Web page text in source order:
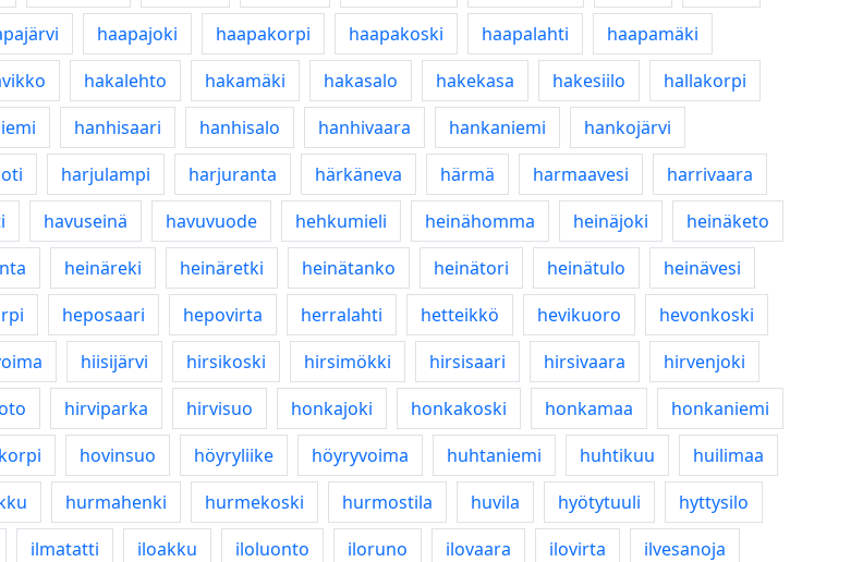
haapajoki haapakorpi haapakoski haapalahti
haapamäki
hakalehto hakamäki hakasalo hakekasa hakesiilo
hallakorpi
hanhisaari hanhisalo hanhivaara hankaniemi
hankojärvi
harjulampi harjuranta härkäneva härmä harmaavesi
harrivaara
havuseinä havuvuode hehkumieli heinähomma heinäjoki
heinäketo
heinäreki heinäretki heinätanko heinätori heinätulo
heinävesi
heposaari hepovirta herralahti hetteikkö hevikuoro
hevonkoski
hiisijärvi hirsikoski hirsimökki hirsisaari hirsivaara
hirvenjoki
hirviparka hirvisuo honkajoki honkakoski honkamaa
honkaniemi
hovinsuo höyryliike höyryvoima huhtaniemi huhtikuu
huilimaa
hurmahenki hurmekoski hurmostila huvila hyötytuuli
hyttysilo
ilmatatti iloakku iloluonto iloruno ilovaara ilovirta
ilvesanoja